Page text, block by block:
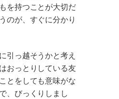
を持つことが大切だ
のが、すぐに分かり
引っ越そうかと考え
おっとりしている友
とをしても意味がな
、びっくりしまし